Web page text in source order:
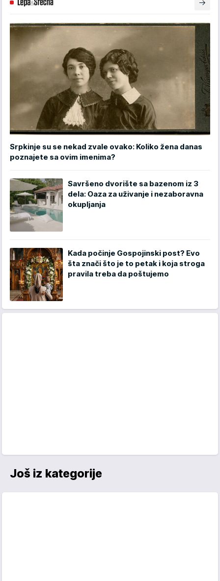
Srpkinje su se nekad zvale ovako: Koliko žena danas
poznajete sa ovim imenima?
Savršeno dvorište sa bazenom iz 3
dela: Oaza za uživanje i nezaboravna
okupljanja
Kada počinje Gospojinski post? Evo
šta znači što je to petak i koja stroga
pravila treba da poštujemo
Još iz kategorije